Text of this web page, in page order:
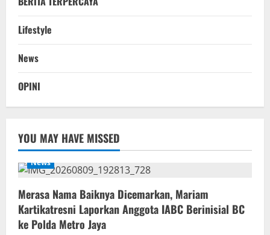
Lifestyle
News
OPINI
YOU MAY HAVE MISSED
News
‎Merasa Nama Baiknya Dicemarkan, Mariam
Kartikatresni Laporkan Anggota IABC Berinisial BC
ke Polda Metro Jaya